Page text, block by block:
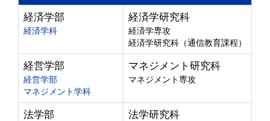
経済学部
経済学科
経済学研究科
経済学専攻
経済学研究科（通信教育課程）
経営学部
経営学部
マネジメント学科
マネジメント研究科
マネジメント専攻
法学部 法学研究科